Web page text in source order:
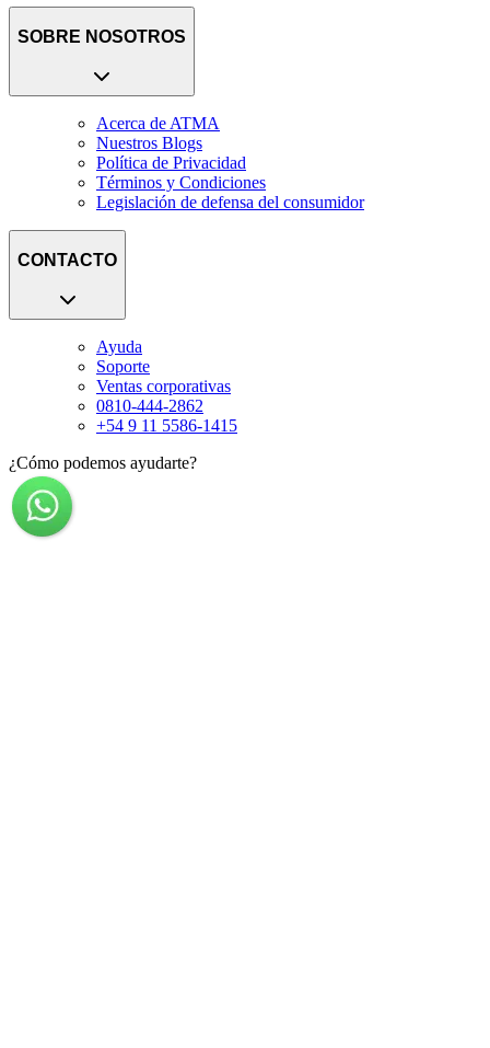
SOBRE NOSOTROS
Acerca de ATMA
Nuestros Blogs
Política de Privacidad
Términos y Condiciones
Legislación de defensa del consumidor
CONTACTO
Ayuda
Soporte
Ventas corporativas
0810-444-2862
+54 9 11 5586-1415
¿Cómo podemos ayudarte?